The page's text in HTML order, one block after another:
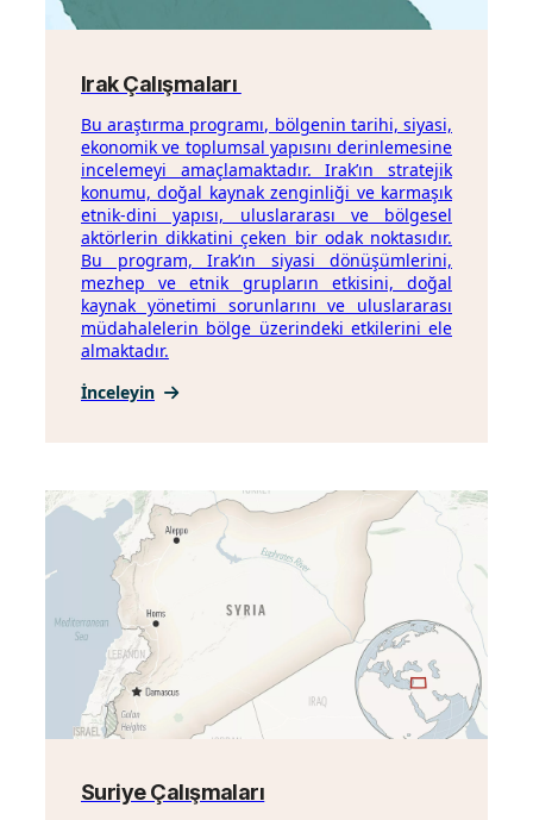
Irak Çalışmaları
Bu araştırma programı, bölgenin tarihi, siyasi,
ekonomik ve toplumsal yapısını derinlemesine
incelemeyi amaçlamaktadır. Irak’ın stratejik
konumu, doğal kaynak zenginliği ve karmaşık
etnik-dini yapısı, uluslararası ve bölgesel
aktörlerin dikkatini çeken bir odak noktasıdır.
Bu program, Irak’ın siyasi dönüşümlerini,
mezhep ve etnik grupların etkisini, doğal
kaynak yönetimi sorunlarını ve uluslararası
müdahalelerin bölge üzerindeki etkilerini ele
almaktadır.
İnceleyin
Suriye Çalışmaları